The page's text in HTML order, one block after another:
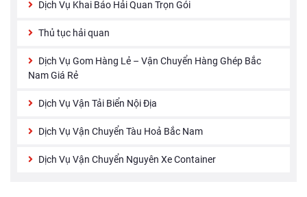
Dịch Vụ Khai Báo Hải Quan Trọn Gói
Thủ tục hải quan
Dịch Vụ Gom Hàng Lẻ – Vận Chuyển Hàng Ghép Bắc
Nam Giá Rẻ
Dịch Vụ Vận Tải Biển Nội Địa
Dịch Vụ Vận Chuyển Tàu Hoả Bắc Nam
Dịch Vụ Vận Chuyển Nguyên Xe Container